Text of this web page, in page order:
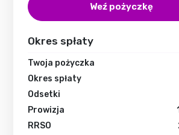
Weź pożyczkę
Okres spłaty
Twoja pożyczka
Okres spłaty
Odsetki
Prowizja
RRSO